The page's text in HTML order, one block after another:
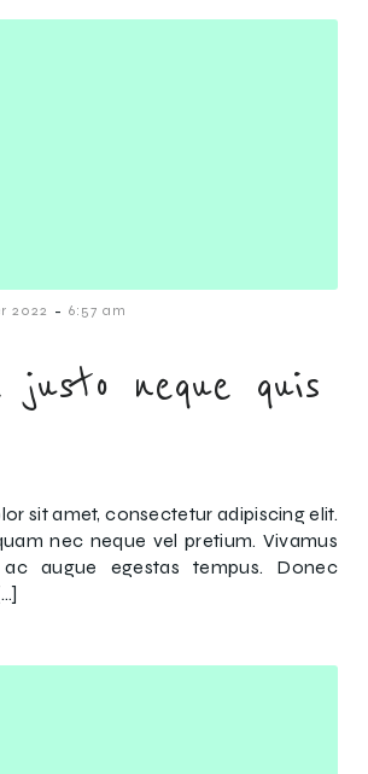
2022 - 6:57 am
justo neque quis
sit amet, consectetur adipiscing elit.
nec neque vel pretium. Vivamus
augue egestas tempus. Donec